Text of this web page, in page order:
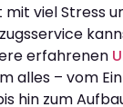
mit viel Stress
erfahrenen
alles – vom
hin zum